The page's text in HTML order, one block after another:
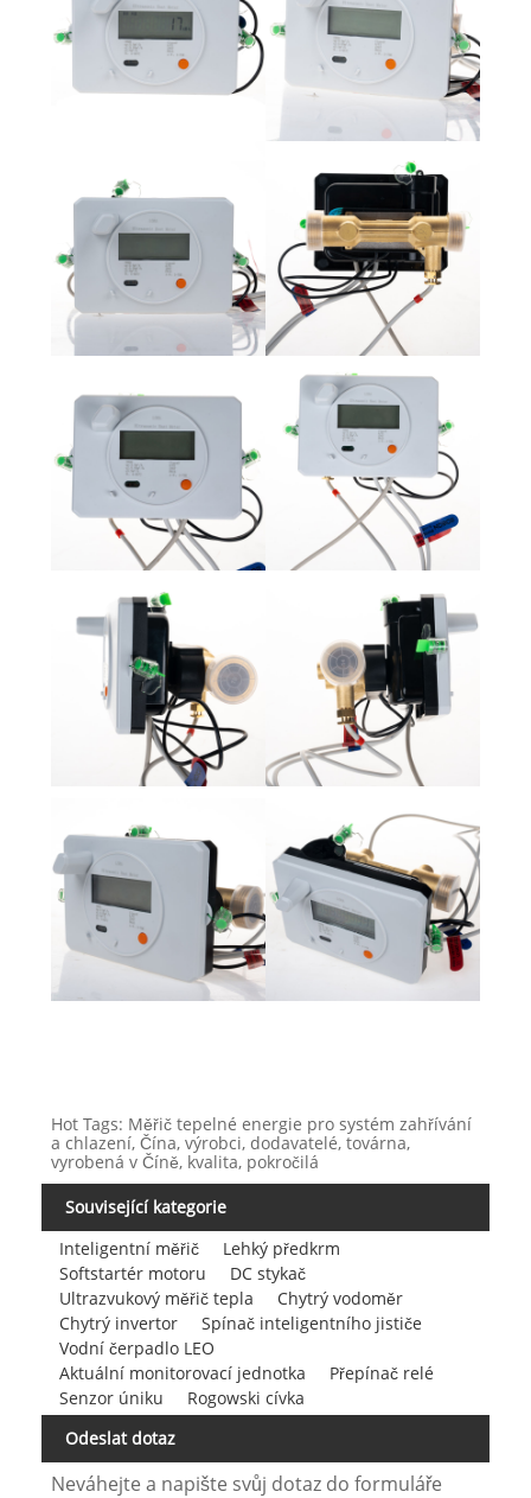
Hot Tags: Měřič tepelné energie pro systém zahřívání
a chlazení, Čína, výrobci, dodavatelé, továrna,
vyrobená v Číně, kvalita, pokročilá
Související kategorie
Inteligentní měřič
Lehký předkrm
Softstartér motoru
DC stykač
Ultrazvukový měřič tepla
Chytrý vodoměr
Chytrý invertor
Spínač inteligentního jističe
Vodní čerpadlo LEO
Aktuální monitorovací jednotka
Přepínač relé
Senzor úniku
Rogowski cívka
Odeslat dotaz
Neváhejte a napište svůj dotaz do formuláře